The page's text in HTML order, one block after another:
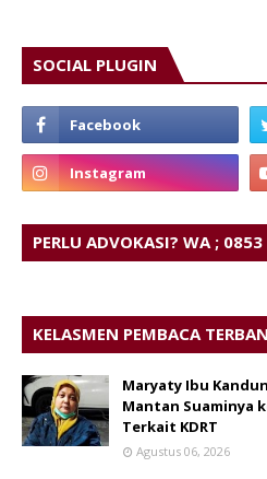
SOCIAL PLUGIN
PERLU ADVOKASI? WA ;
KELASMEN PEMBACA
Maryaty Ibu
Mantan Suaminya
Terkait KDRT
Agustus 06, 2026